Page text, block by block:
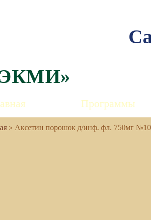
Программы
Аксетин порошок д/инф. фл. 750мг